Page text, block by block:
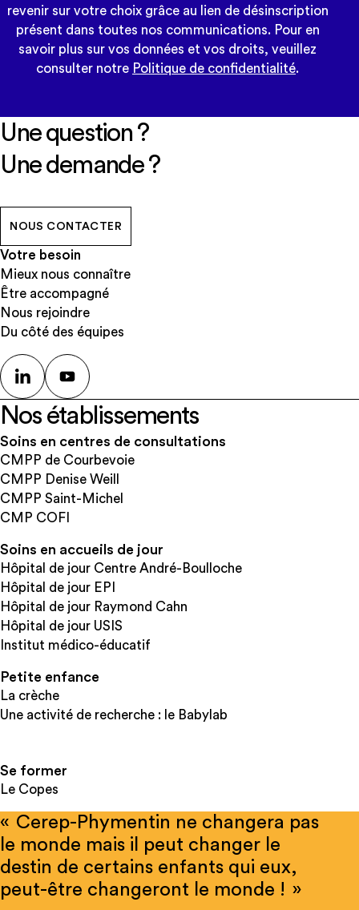
revenir sur votre choix grâce au lien de désinscription
présent dans toutes nos communications. Pour en
savoir plus sur vos données et vos droits, veuillez
consulter notre Politique de confidentialité.
Une question ?
Une demande ?
NOUS CONTACTER
Votre besoin
Mieux nous connaître
Être accompagné
Nous rejoindre
Du côté des équipes
Nos établissements
Soins en centres de consultations
CMPP de Courbevoie
CMPP Denise Weill
CMPP Saint-Michel
CMP COFI
Soins en accueils de jour
Hôpital de jour Centre André-Boulloche
Hôpital de jour EPI
Hôpital de jour Raymond Cahn
Hôpital de jour USIS
Institut médico-éducatif
Petite enfance
La crèche
Une activité de recherche : le Babylab
Se former
Le Copes
« Cerep-Phymentin ne changera pas
le monde mais il peut changer le
destin de certains enfants qui eux,
peut-être changeront le monde ! »